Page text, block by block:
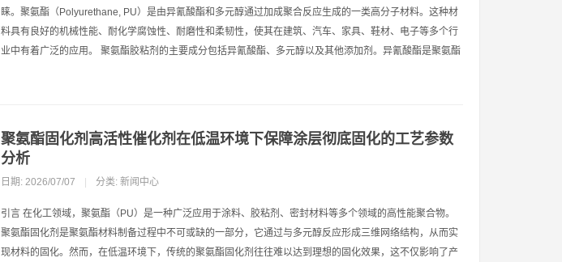
睐。聚氨酯（Polyurethane, PU）是由异氰酸酯和多元醇通过加成聚合反应生成的一类高分子材料。这种材
料具有良好的机械性能、耐化学腐蚀性、耐磨性和柔韧性，使其在建筑、汽车、家具、鞋材、电子等多个行
业中有着广泛的应用。 聚氨酯胶粘剂的主要成分包括异氰酸酯、多元醇以及其他添加剂。异氰酸酯是聚氨酯
聚氨酯固化剂高活性催化剂在低温环境下保障涂层彻底固化的工艺参数
分析
日期: 2026/07/07 分类: 新闻中心
引言 在化工领域，聚氨酯（PU）是一种广泛应用于涂料、胶粘剂、密封材料等多个领域的高性能聚合物。
聚氨酯固化剂是聚氨酯材料制备过程中不可或缺的一部分，它通过与多元醇反应形成三维网络结构，从而实
现材料的固化。然而，在低温环境下，传统的聚氨酯固化剂往往难以达到理想的固化效果，这不仅影响了产